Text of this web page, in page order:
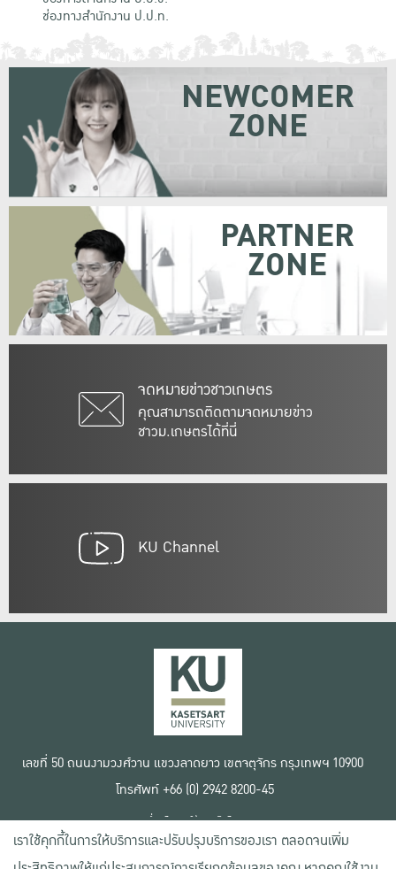
ช่องทางสำนักงาน ป.ป.ท.
จดหมายข่าวชาวเกษตร
คุณสามารถติดตามจดหมายข่าว
ชาวม.เกษตรได้ที่นี่
NEWCOMER
ZONE
PARTNER
ZONE
KU Channel
เลขที่ 50 ถนนงามวงศ์วาน แขวงลาดยาว เขตจตุจักร กรุงเทพฯ 10900
โทรศัพท์ +66 (0) 2942 8200-45
เงื่อนไขการใช้งานเว็บไซต์
ข้อตกลงด้านสิทธิ์ใช้งาน
นโยบายความเป็นส่วนตัว
เราใช้คุกกี้ในการให้บริการและปรับปรุงบริการของเรา ตลอดจนเพิ่ม